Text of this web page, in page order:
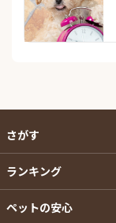
さがす
ランキング
ペットの安心